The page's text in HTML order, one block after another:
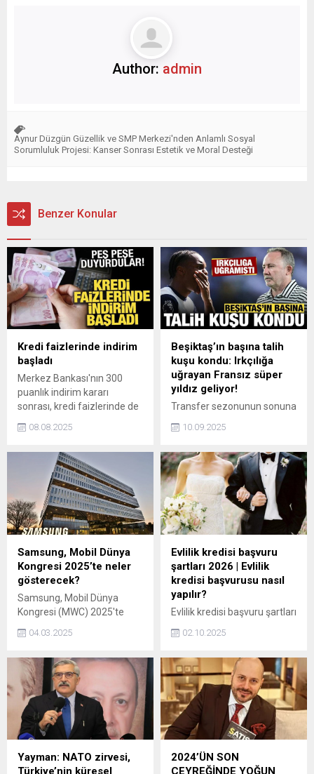
Author: admin
Aynur Düzgün Güzellik ve SMP Merkezi'nden Anlamlı Sosyal
Sorumluluk Projesi: Kanser Sonrası Estetik ve Moral Desteği
Benzer Konular
Kredi faizlerinde indirim
başladı
Merkez Bankası'nın 300
puanlık indirim kararı
sonrası, kredi faizlerinde de
5'lere kadar çıkan tüketici
de var, konut kredi faizini
yüzde 3'ün altına indiren de.
08.08.2025
Beşiktaş’ın başına talih
kuşu kondu: Irkçılığa
uğrayan Fransız süper
yıldız geliyor!
Transfer sezonunun sonuna
eksik bölgelere takviyelerini
transferi için büyük bir fırsat
yakaladı. Kara Kartal,
Tottenham'ın Fransız yıldızı
Mathys Tel için girişimlere
başladı.
10.09.2025
Samsung, Mobil Dünya
Kongresi 2025’te neler
gösterecek?
Samsung, Mobil Dünya
Kongresi (MWC) 2025'te
geliştirdiği yeniliklerini
04.03.2025
Evlilik kredisi başvuru
şartları 2026 | Evlilik
kredisi başvurusu nasıl
yapılır?
Evlilik kredisi başvuru şartları
edilip arama motorlarında
itibaren kredi tutarlarının
artmasıyla nikah tarihi ve
başvuru zamanı onay
sürecinde belirleyici faktör
olacak.
02.10.2025
Yayman: NATO zirvesi,
Türkiye’nin küresel
2024’ÜN SON
ÇEYREĞİNDE YOĞUN